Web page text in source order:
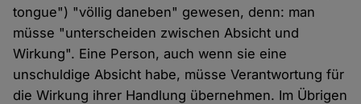
tongue") "völlig daneben" gewesen, denn: man
müsse "unterscheiden zwischen Absicht und
Wirkung". Eine Person, auch wenn sie eine
unschuldige Absicht habe, müsse Verantwortung für
die Wirkung ihrer Handlung übernehmen. Im Übrigen